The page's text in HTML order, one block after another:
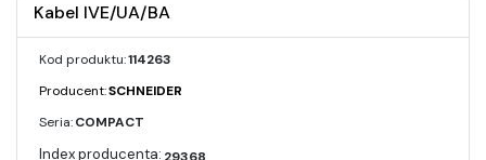
Kabel IVE/UA/BA
Kod produktu:114263
Producent:SCHNEIDER
Seria:COMPACT
29368